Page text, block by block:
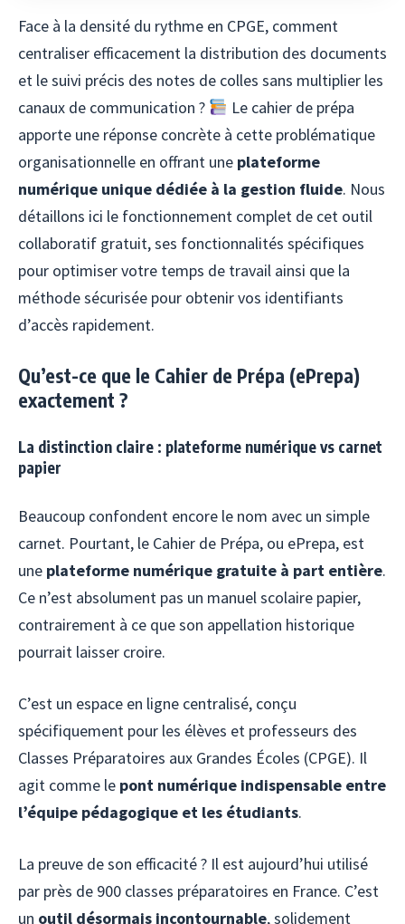
Face à la densité du rythme en CPGE, comment
centraliser efficacement la distribution des documents
et le suivi précis des notes de colles sans multiplier les
canaux de communication ?
Le cahier de prépa
apporte une réponse concrète à cette problématique
organisationnelle en offrant une plateforme
numérique unique dédiée à la gestion fluide. Nous
détaillons ici le fonctionnement complet de cet outil
collaboratif gratuit, ses fonctionnalités spécifiques
pour optimiser votre temps de travail ainsi que la
méthode sécurisée pour obtenir vos identifiants
d’accès rapidement.
Qu’est-ce que le Cahier de Prépa (ePrepa)
exactement ?
La distinction claire : plateforme numérique vs carnet
papier
Beaucoup confondent encore le nom avec un simple
carnet. Pourtant, le Cahier de Prépa, ou ePrepa, est
une plateforme numérique gratuite à part entière.
Ce n’est absolument pas un manuel scolaire papier,
contrairement à ce que son appellation historique
pourrait laisser croire.
C’est un espace en ligne centralisé, conçu
spécifiquement pour les élèves et professeurs des
Classes Préparatoires aux Grandes Écoles (CPGE). Il
agit comme le pont numérique indispensable entre
l’équipe pédagogique et les étudiants.
La preuve de son efficacité ? Il est aujourd’hui utilisé
par près de 900 classes préparatoires en France. C’est
un outil désormais incontournable, solidement